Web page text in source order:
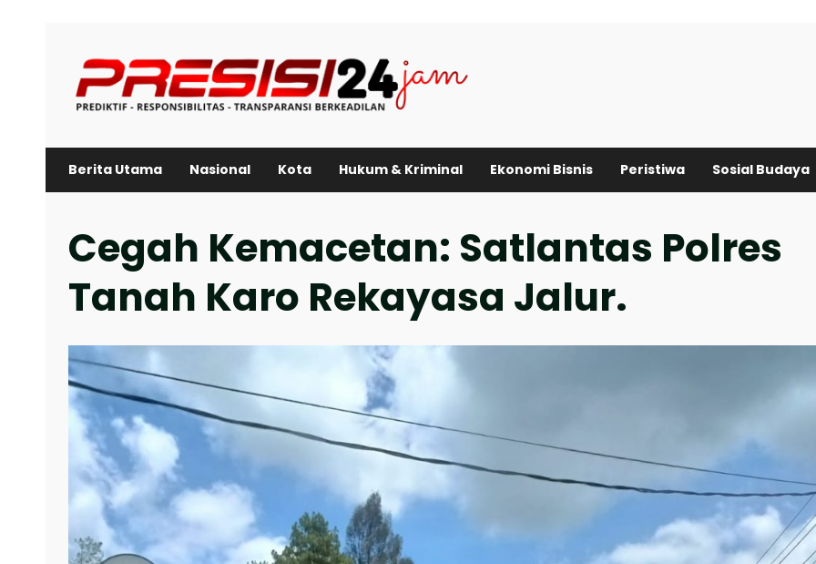
content
Berita Utama Nasional Kota Hukum & Kriminal Ekonomi Bisnis Peristiwa Sosial Budaya
Cegah Kemacetan: Satlantas Polres
Tanah Karo Rekayasa Jalur.